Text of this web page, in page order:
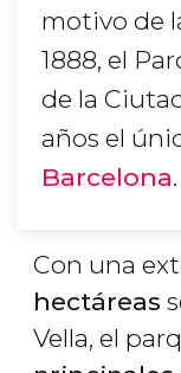
motivo de
1888, el
de la
años el
Barcelona.
Con una
hectáreas
Vella, el